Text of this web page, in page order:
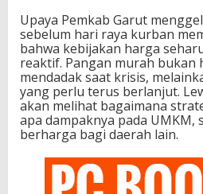
Upaya Pemkab Garut
sebelum hari raya kurban
bahwa kebijakan harga
reaktif. Pangan murah bukan
mendadak saat krisis,
yang perlu terus berlanjut.
akan melihat bagaimana
apa dampaknya pada UMKM,
berharga bagi daerah lain.